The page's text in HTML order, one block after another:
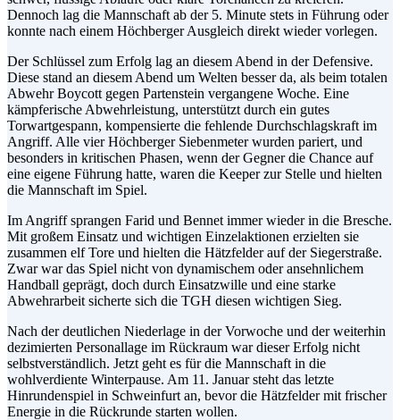
Dennoch lag die Mannschaft ab der 5. Minute stets in Führung oder
konnte nach einem Höchberger Ausgleich direkt wieder vorlegen.
Der Schlüssel zum Erfolg lag an diesem Abend in der Defensive.
Diese stand an diesem Abend um Welten besser da, als beim totalen
Abwehr Boycott gegen Partenstein vergangene Woche. Eine
kämpferische Abwehrleistung, unterstützt durch ein gutes
Torwartgespann, kompensierte die fehlende Durchschlagskraft im
Angriff. Alle vier Höchberger Siebenmeter wurden pariert, und
besonders in kritischen Phasen, wenn der Gegner die Chance auf
eine eigene Führung hatte, waren die Keeper zur Stelle und hielten
die Mannschaft im Spiel.
Im Angriff sprangen Farid und Bennet immer wieder in die Bresche.
Mit großem Einsatz und wichtigen Einzelaktionen erzielten sie
zusammen elf Tore und hielten die Hätzfelder auf der Siegerstraße.
Zwar war das Spiel nicht von dynamischem oder ansehnlichem
Handball geprägt, doch durch Einsatzwille und eine starke
Abwehrarbeit sicherte sich die TGH diesen wichtigen Sieg.
Nach der deutlichen Niederlage in der Vorwoche und der weiterhin
dezimierten Personallage im Rückraum war dieser Erfolg nicht
selbstverständlich. Jetzt geht es für die Mannschaft in die
wohlverdiente Winterpause. Am 11. Januar steht das letzte
Hinrundenspiel in Schweinfurt an, bevor die Hätzfelder mit frischer
Energie in die Rückrunde starten wollen.